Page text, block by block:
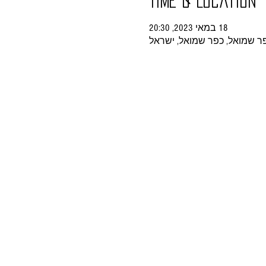
18 במאי 2023, 20:30
שמואל, כפר שמואל, ישראל